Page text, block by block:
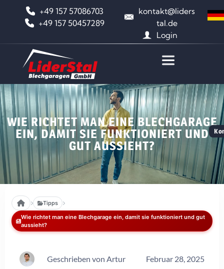
+49 157 57086703
+49 157 50457289
kontakt@liders
tal.de
Login
WIE RICHTET MAN EINE BLECHGARAGE
EIN, DAMIT SIE FUNKTIONIERT UND
GUT AUSSIEHT?
Tipps
Wie richtet man eine Blechgarage ein, damit sie funktioniert und gut
aussieht?
Geschrieben von Artur Februar 28, 2025